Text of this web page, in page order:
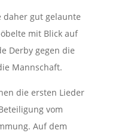
daher gut gelaunte
mit Blick auf
Derby gegen die
Mannschaft.
die ersten Lieder
vom
Auf dem